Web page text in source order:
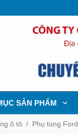
SẢN PHẨM
ô tô Phụ tùng Ford